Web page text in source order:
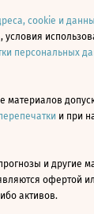
cookie и
условия
персональных
материалов
и при
и другие
офертой
активов.